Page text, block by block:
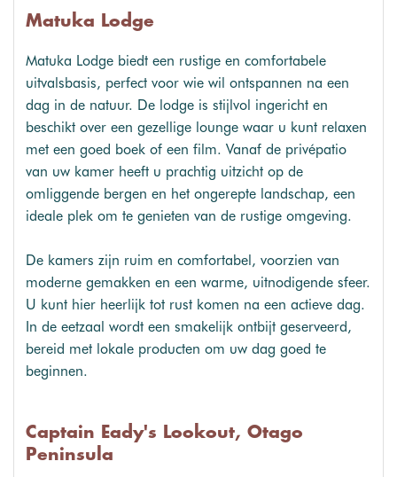
Matuka Lodge
Matuka Lodge biedt een rustige en comfortabele
uitvalsbasis, perfect voor wie wil ontspannen na een
dag in de natuur. De lodge is stijlvol ingericht en
beschikt over een gezellige lounge waar u kunt relaxen
met een goed boek of een film. Vanaf de privépatio
van uw kamer heeft u prachtig uitzicht op de
omliggende bergen en het ongerepte landschap, een
ideale plek om te genieten van de rustige omgeving.
De kamers zijn ruim en comfortabel, voorzien van
moderne gemakken en een warme, uitnodigende sfeer.
U kunt hier heerlijk tot rust komen na een actieve dag.
In de eetzaal wordt een smakelijk ontbijt geserveerd,
bereid met lokale producten om uw dag goed te
beginnen.
Captain Eady's Lookout, Otago
Peninsula